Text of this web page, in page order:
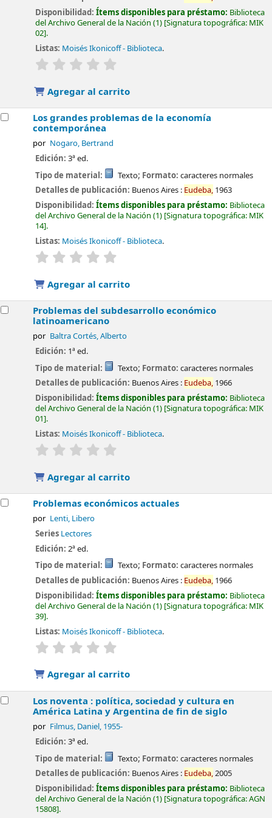
Disponibilidad:Ítems disponibles para préstamo: Biblioteca
del Archivo General de la Nación (1) Signatura topográfica: MIK
02 .
Listas: Moisés Ikonicoff - Biblioteca.
valoración
Agregar al carrito
Los grandes problemas de la economía
contemporánea
por Nogaro, Bertrand
Edición:3ª ed.
Tipo de material:
Texto; Formato: caracteres normales
Detalles de publicación: Buenos Aires : Eudeba, 1963
Disponibilidad:Ítems disponibles para préstamo: Biblioteca
del Archivo General de la Nación (1) Signatura topográfica: MIK
14 .
Listas: Moisés Ikonicoff - Biblioteca.
valoración
Agregar al carrito
Problemas del subdesarrollo económico
latinoamericano
por Baltra Cortés, Alberto
Edición: 1ª ed.
Tipo de material:
Texto; Formato: caracteres normales
Detalles de publicación: Buenos Aires : Eudeba, 1966
Disponibilidad:Ítems disponibles para préstamo: Biblioteca
del Archivo General de la Nación (1) Signatura topográfica: MIK
01 .
Listas: Moisés Ikonicoff - Biblioteca.
valoración
Agregar al carrito
Problemas económicos actuales
por Lenti, Libero
Series Lectores
Edición:2ª ed.
Tipo de material:
Texto; Formato: caracteres normales
Detalles de publicación: Buenos Aires : Eudeba, 1966
Disponibilidad:Ítems disponibles para préstamo: Biblioteca
del Archivo General de la Nación (1) Signatura topográfica: MIK
39 .
Listas: Moisés Ikonicoff - Biblioteca.
valoración
Agregar al carrito
Los noventa : política, sociedad y cultura en
América Latina y Argentina de fin de siglo
por Filmus, Daniel, 1955-
Edición:3ª ed.
Tipo de material:
Texto; Formato: caracteres normales
Detalles de publicación: Buenos Aires : Eudeba,2005
Disponibilidad:Ítems disponibles para préstamo: Biblioteca
del Archivo General de la Nación (1) Signatura topográfica:AGN
15808 .